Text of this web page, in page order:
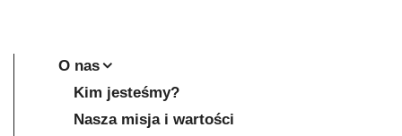
O nas
Kim jesteśmy?
Nasza misja i wartości